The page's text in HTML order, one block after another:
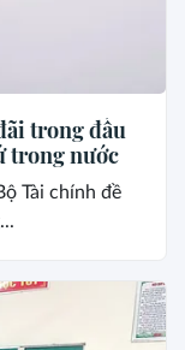
trong đấu
trong nước
Tài chính đề